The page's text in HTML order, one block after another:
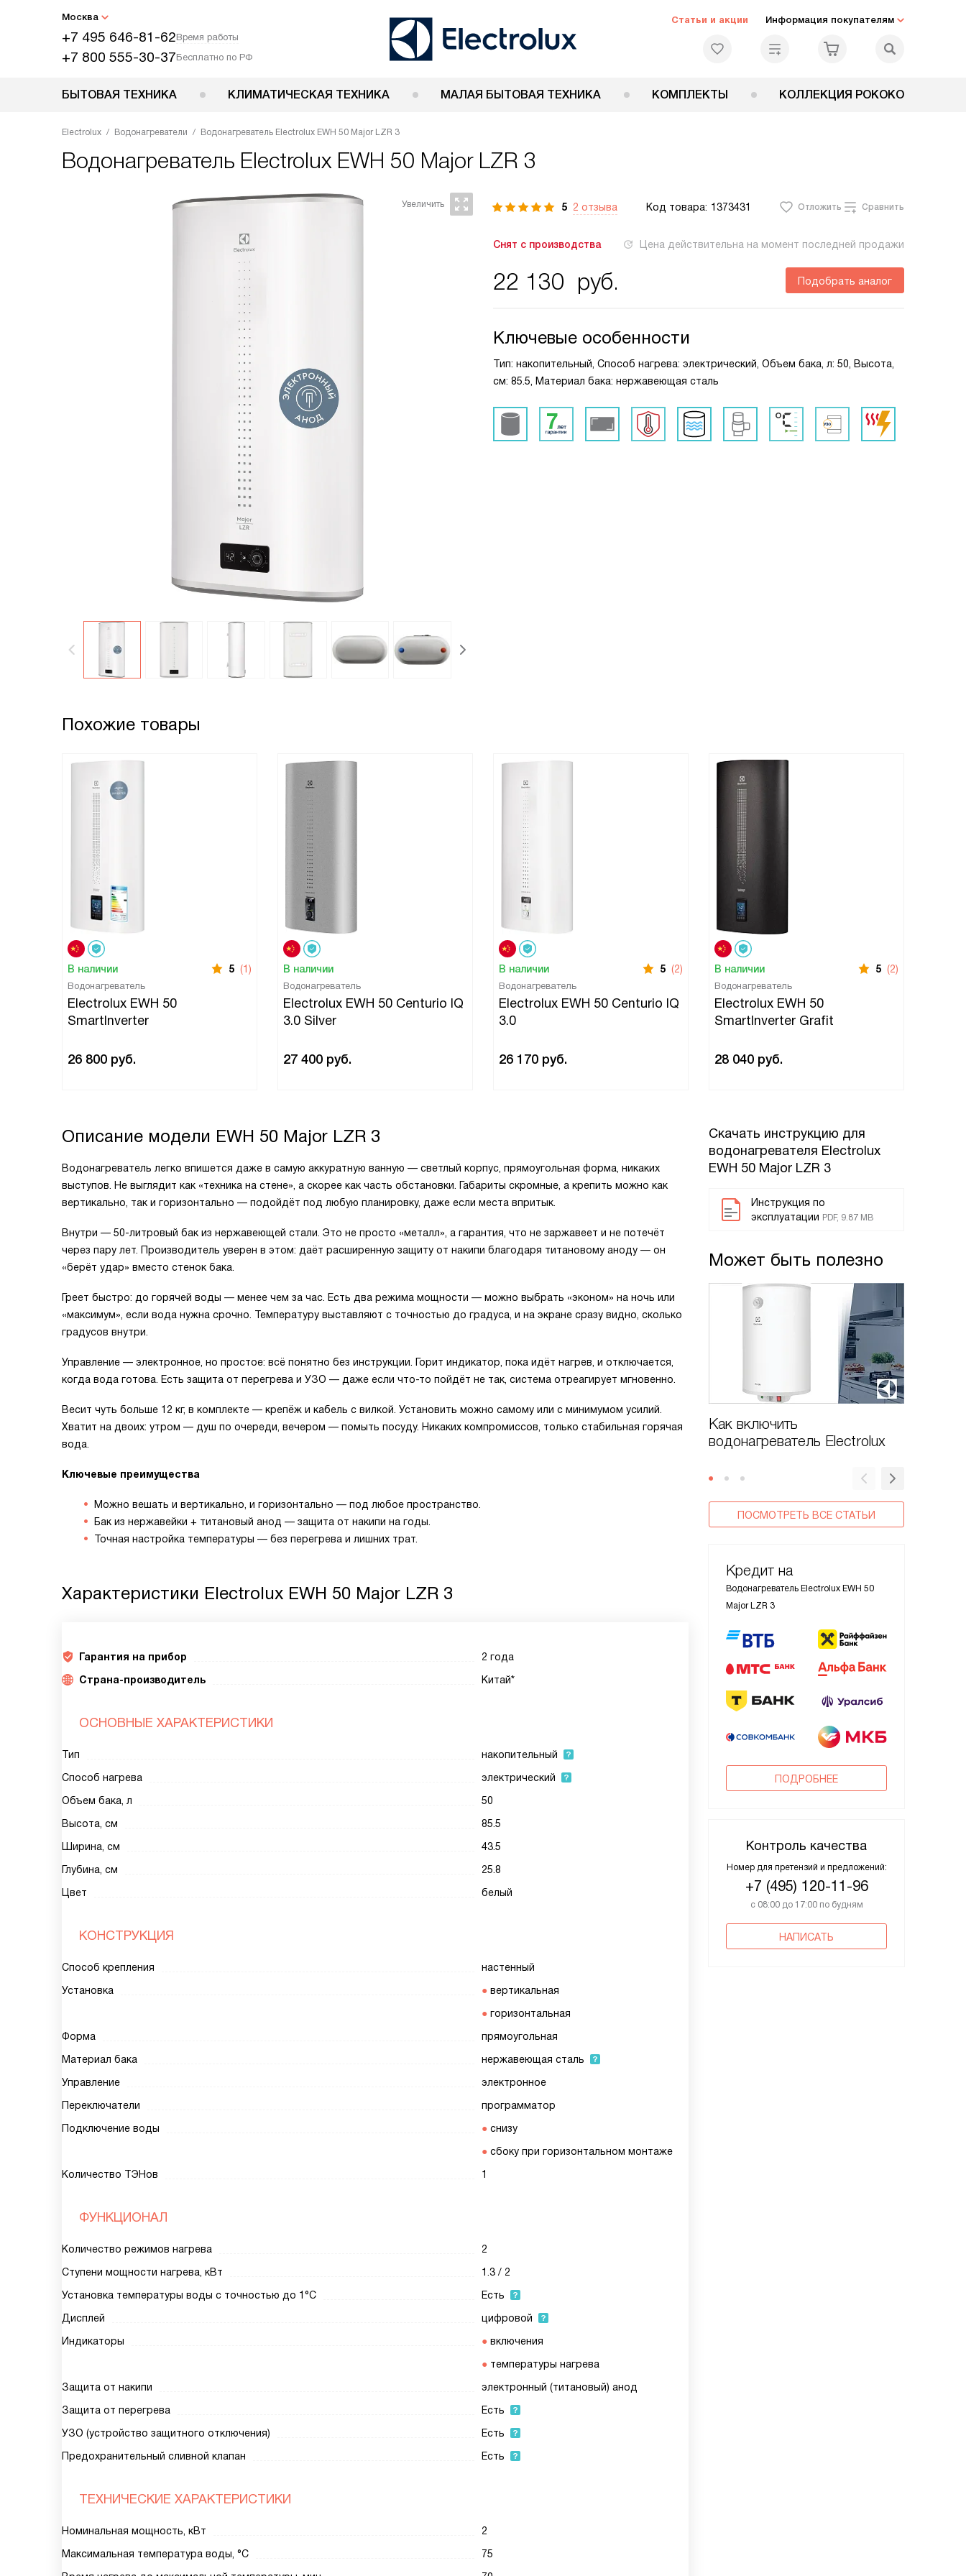
Москва
+7 495 646-81-62Время работы
+7 800 555-30-37Бесплатно по РФ
Статьи и акции Информация покупателям
БЫТОВАЯ ТЕХНИКА КЛИМАТИЧЕСКАЯ ТЕХНИКА МАЛАЯ БЫТОВАЯ ТЕХНИКА КОМПЛЕКТЫ КОЛЛЕКЦИЯ РОКОКО
Electrolux Водонагреватели Водонагреватель Electrolux EWH 50 Major LZR 3
Водонагреватель Electrolux EWH 50 Major LZR 3
5 2 отзыва Код товара: 1373431 Отложить Сравнить
Снят с производства Цена действительна на момент последней продажи
22 130 руб. Подобрать аналог
Ключевые особенности
Тип: накопительный, Способ нагрева: электрический, Объем бака, л: 50, Высота,
см: 85.5, Материал бака: нержавеющая сталь
Похожие товары
В наличии 5 (1)
Водонагреватель
Electrolux EWH 50
SmartInverter
26 800 руб.
В наличии
Водонагреватель
Electrolux EWH 50 Centurio IQ
3.0 Silver
27 400 руб.
В наличии 5 (2)
Водонагреватель
Electrolux EWH 50 Centurio IQ
3.0
26 170 руб.
В наличии 5 (2)
Водонагреватель
Electrolux EWH 50
SmartInverter Grafit
28 040 руб.
Скачать инструкцию для
водонагревателя Electrolux
EWH 50 Major LZR 3
Инструкция по
эксплуатации PDF, 9.87 MB
Может быть полезно
Как включить
водонагреватель Electrolux
ПОСМОТРЕТЬ ВСЕ СТАТЬИ
Кредит на
Водонагреватель Electrolux EWH 50
Major LZR 3
ПОДРОБНЕЕ
Контроль качества
Номер для претензий и предложений:
+7 (495) 120-11-96
с 08:00 до 17:00 по будням
НАПИСАТЬ
Описание модели EWH 50 Major LZR 3
Водонагреватель легко впишется даже в самую аккуратную ванную — светлый корпус, прямоугольная форма, никаких
выступов. Не выглядит как «техника на стене», а скорее как часть обстановки. Габариты скромные, а крепить можно как
вертикально, так и горизонтально — подойдёт под любую планировку, даже если места впритык.
Внутри — 50-литровый бак из нержавеющей стали. Это не просто «металл», а гарантия, что не заржавеет и не потечёт
через пару лет. Производитель уверен в этом: даёт расширенную защиту от накипи благодаря титановому аноду — он
«берёт удар» вместо стенок бака.
Греет быстро: до горячей воды — менее чем за час. Есть два режима мощности — можно выбрать «эконом» на ночь или
«максимум», если вода нужна срочно. Температуру выставляют с точностью до градуса, и на экране сразу видно, сколько
градусов внутри.
Управление — электронное, но простое: всё понятно без инструкции. Горит индикатор, пока идёт нагрев, и отключается,
когда вода готова. Есть защита от перегрева и УЗО — даже если что-то пойдёт не так, система отреагирует мгновенно.
Весит чуть больше 12 кг, в комплекте — крепёж и кабель с вилкой. Установить можно самому или с минимумом усилий.
Хватит на двоих: утром — душ по очереди, вечером — помыть посуду. Никаких компромиссов, только стабильная горячая
вода.
Ключевые преимущества
Можно вешать и вертикально, и горизонтально — под любое пространство.
Бак из нержавейки + титановый анод — защита от накипи на годы.
Точная настройка температуры — без перегрева и лишних трат.
Характеристики Electrolux EWH 50 Major LZR 3
Гарантия на прибор
2 года
Страна-производитель
Китай*
ОСНОВНЫЕ ХАРАКТЕРИСТИКИ
Тип
накопительный
Способ нагрева
электрический
Объем бака, л
50
Высота, см
85.5
Ширина, см
43.5
Глубина, см
25.8
Цвет
белый
КОНСТРУКЦИЯ
Способ крепления
настенный
Установка
вертикальная
горизонтальная
Форма
прямоугольная
Материал бака
нержавеющая сталь
Управление
электронное
Переключатели
программатор
Подключение воды
снизу
сбоку при горизонтальном монтаже
Количество ТЭНов
1
ФУНКЦИОНАЛ
Количество режимов нагрева
2
Ступени мощности нагрева, кВт
1.3 / 2
Установка температуры воды с точностью до 1°С
Есть
Дисплей
цифровой
Индикаторы
включения
температуры нагрева
Защита от накипи
электронный (титановый) анод
Защита от перегрева
Есть
УЗО (устройство защитного отключения)
Есть
Предохранительный сливной клапан
Есть
ТЕХНИЧЕСКИЕ ХАРАКТЕРИСТИКИ
Номинальная мощность, кВт
2
Максимальная температура воды, °С
75